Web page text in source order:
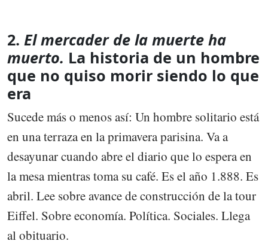
2. El mercader de la muerte ha
muerto. La historia de un hombre
que no quiso morir siendo lo que
era
Sucede más o menos así: Un hombre solitario está
en una terraza en la primavera parisina. Va a
desayunar cuando abre el diario que lo espera en
la mesa mientras toma su café. Es el año 1.888. Es
abril. Lee sobre avance de construcción de la tour
Eiffel. Sobre economía. Política. Sociales. Llega
al obituario.